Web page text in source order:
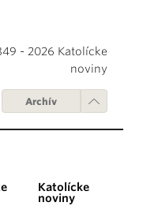
- 2026 Katolícke
noviny
Archív
Katolícke
noviny